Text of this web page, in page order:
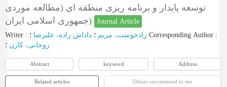
توسعه پایدار و برنامه ریزی منطقه ای (مطالعه موردی
جمهوری اسلامی ایران)
Journal Article
Writer : زادخوست، مریم ؛ داداش زاده، علیرضا Corresponding Author :
روحانی، کارن ؛
Abstract keyword Address
Related articles Others recommend to see